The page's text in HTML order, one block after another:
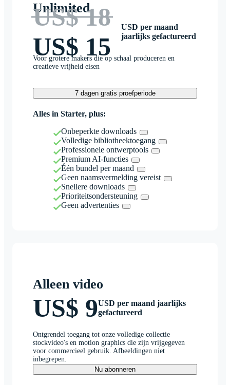
Unlimited
US$ 18
US$ 15
USD per maand
jaarlijks gefactureerd
Voor grotere makers die op schaal produceren en
creatieve vrijheid eisen
7 dagen gratis proefperiode
Alles in Starter, plus:
Onbeperkte downloads
Volledige bibliotheektoegang
Professionele ontwerptools
Premium AI-functies
Één bundel per maand
Geen naamsvermelding vereist
Snellere downloads
Prioriteitsondersteuning
Geen advertenties
Alleen video
US$ 9USD per maand jaarlijks
gefactureerd
Ontgrendel toegang tot onze volledige collectie
stockvideo's en motion graphics die zijn vrijgegeven
voor commercieel gebruik. Afbeeldingen niet
inbegrepen.
Nu abonneren